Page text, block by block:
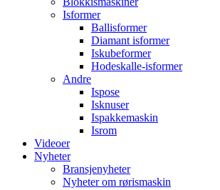
Isformer
Ballisformer
Diamant isformer
Iskubeformer
Hodeskalle-isformer
Andre
Ispose
Isknuser
Ispakkemaskin
Isrom
Videoer
Nyheter
Bransjenyheter
Nyheter om rørismaskin